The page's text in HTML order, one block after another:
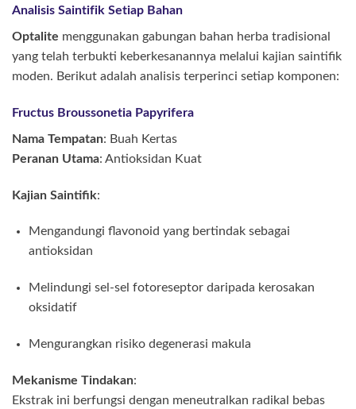
Analisis Saintifik Setiap Bahan
Optalite menggunakan gabungan bahan herba tradisional
yang telah terbukti keberkesanannya melalui kajian saintifik
moden. Berikut adalah analisis terperinci setiap komponen:
Fructus Broussonetia Papyrifera
Nama Tempatan: Buah Kertas
Peranan Utama: Antioksidan Kuat
Kajian Saintifik:
Mengandungi flavonoid yang bertindak sebagai
antioksidan
Melindungi sel-sel fotoreseptor daripada kerosakan
oksidatif
Mengurangkan risiko degenerasi makula
Mekanisme Tindakan:
Ekstrak ini berfungsi dengan meneutralkan radikal bebas